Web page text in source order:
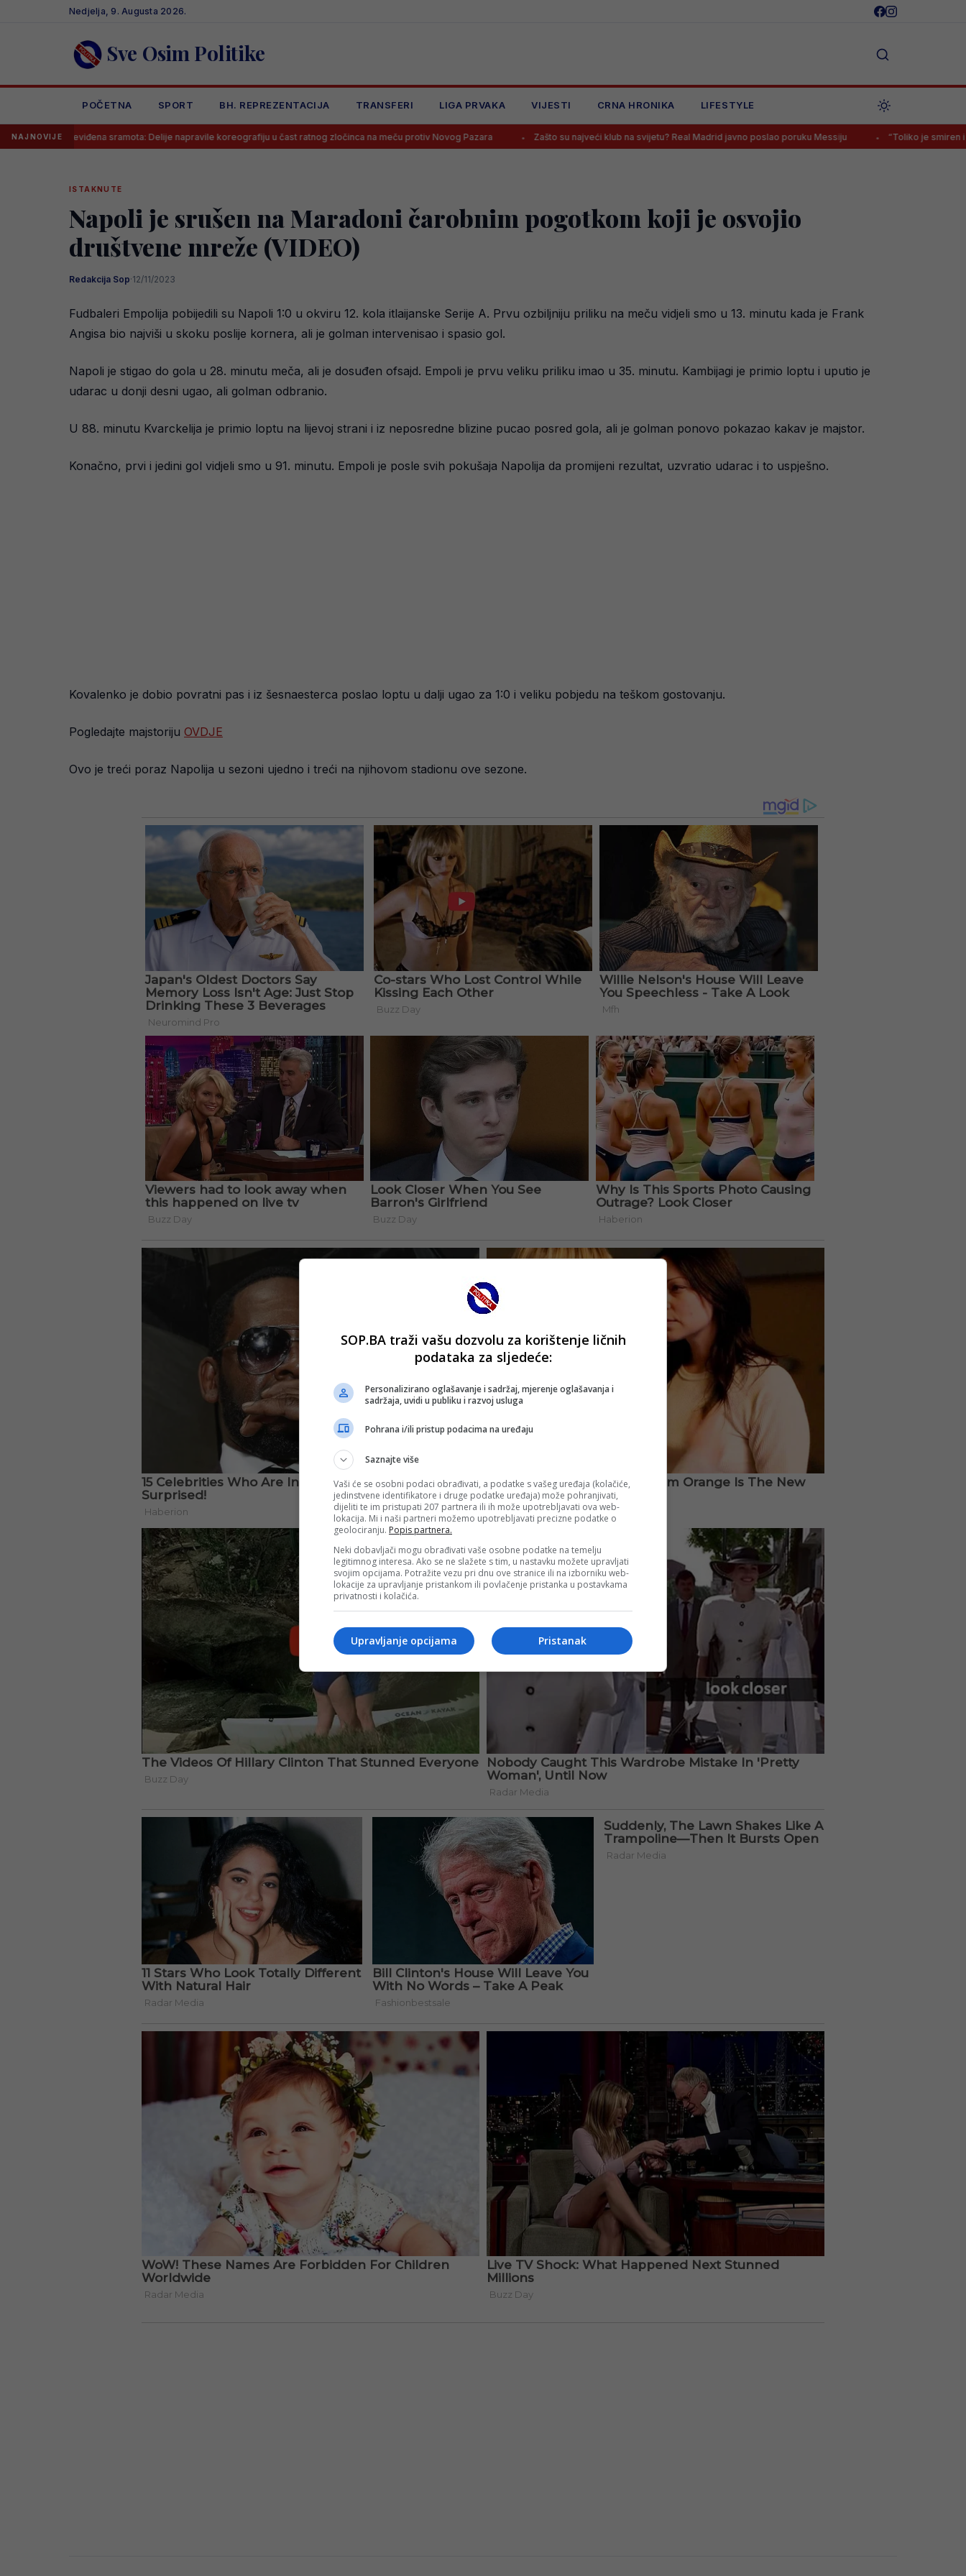
Nedjelja, 9. Augusta 2026.
Sve Osim Politike
POČETNA SPORT BH. REPREZENTACIJA TRANSFERI LIGA PRVAKA VIJESTI CRNA HRONIKA LIFESTYLE
NAJNOVIJEsramota: Delije napravile koreografiju u čast ratnog zločinca na meču protiv Novog Pazara Zašto su najveći klub na svijetu? Real Madrid javno poslao poruku Messiju “Toliko je smiren i elegantan, ali
ISTAKNUTE
Napoli je srušen na Maradoni čarobnim pogotkom koji je osvojio
društvene mreže (VIDEO)
Redakcija Sop·12/11/2023
Fudbaleri Empolija pobijedili su Napoli 1:0 u okviru 12. kola itlaijanske Serije A. Prvu ozbiljniju priliku na meču vidjeli smo u 13. minutu kada je Frank
Angisa bio najviši u skoku poslije kornera, ali je golman intervenisao i spasio gol.
Napoli je stigao do gola u 28. minutu meča, ali je dosuđen ofsajd. Empoli je prvu veliku priliku imao u 35. minutu. Kambijagi je primio loptu i uputio je
udarac u donji desni ugao, ali golman odbranio.
U 88. minutu Kvarckelija je primio loptu na lijevoj strani i iz neposredne blizine pucao posred gola, ali je golman ponovo pokazao kakav je majstor.
Konačno, prvi i jedini gol vidjeli smo u 91. minutu. Empoli je posle svih pokušaja Napolija da promijeni rezultat, uzvratio udarac i to uspješno.
Kovalenko je dobio povratni pas i iz šesnaesterca poslao loptu u dalji ugao za 1:0 i veliku pobjedu na teškom gostovanju.
Pogledajte majstoriju OVDJE
Ovo je treći poraz Napolija u sezoni ujedno i treći na njihovom stadionu ove sezone.
SOP.BA traži vašu dozvolu za korištenje ličnih
podataka za sljedeće:
Personalizirano oglašavanje i sadržaj, mjerenje oglašavanja i
sadržaja, uvidi u publiku i razvoj usluga
Pohrana i/ili pristup podacima na uređaju
Saznajte više
Vaši će se osobni podaci obrađivati, a podatke s vašeg uređaja (kolačiće,
jedinstvene identifikatore i druge podatke uređaja) može pohranjivati,
dijeliti te im pristupati 207 partnera ili ih može upotrebljavati ova web-
lokacija. Mi i naši partneri možemo upotrebljavati precizne podatke o
geolociranju. Popis partnera.
Neki dobavljači mogu obrađivati vaše osobne podatke na temelju
legitimnog interesa. Ako se ne slažete s tim, u nastavku možete upravljati
svojim opcijama. Potražite vezu pri dnu ove stranice ili na izborniku web-
lokacije za upravljanje pristankom ili povlačenje pristanka u postavkama
privatnosti i kolačića.
Pristanak
Upravljanje opcijama